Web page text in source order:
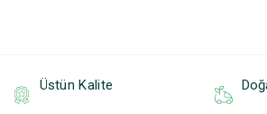
Üstün Kalite